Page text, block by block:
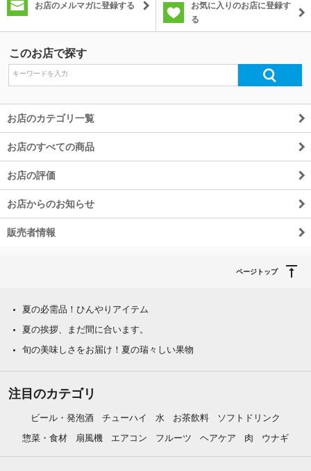
お店のメルマガに登録する
お気に入りのお店に登録す
る
このお店で探す
お店のカテゴリ一覧
お店のすべての商品
お店の評価
お店からのお知らせ
販売者情報
ページトップ
夏の必需品！ひんやりアイテム
夏の挨拶、まだ間に合います。
旬の美味しさをお届け！夏の瑞々しい果物
注目のカテゴリ
ビール・発泡酒 チューハイ 水 お茶飲料
ソフトドリンク
惣菜・食材
扇風機 エアコン フルーツ ヘアケア 肉 ウナギ